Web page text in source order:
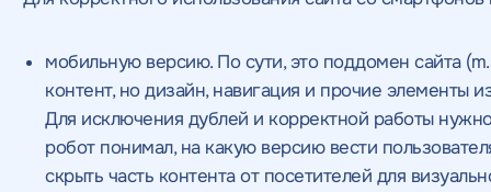
мобильную версию. По сути, это поддомен сайта
контент, но дизайн, навигация и прочие элементы
Для исключения дублей и корректной работы
робот понимал, на какую версию вести
скрыть часть контента от посетителей для